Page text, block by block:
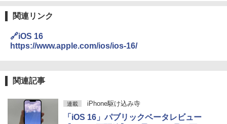
関連リンク
🔗iOS 16
https://www.apple.com/ios/ios-16/
関連記事
連載 iPhone駆け込み寺
「iOS 16」パブリックベータレビュー